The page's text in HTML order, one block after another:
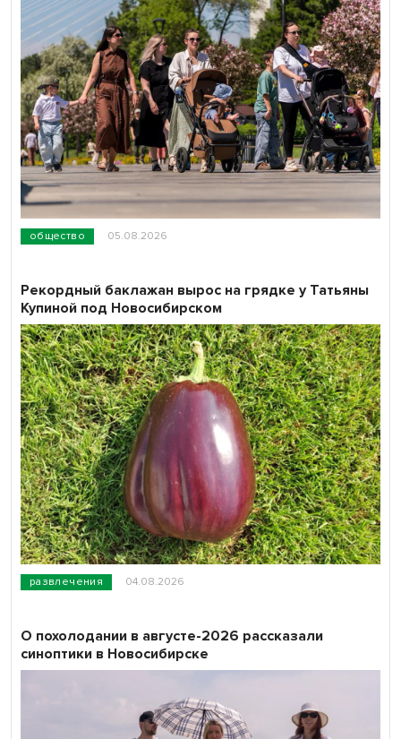
общество 05.08.2026
развлечения 04.08.2026
Рекордный баклажан вырос на грядке у Татьяны
Купиной под Новосибирском
О похолодании в августе-2026 рассказали
синоптики в Новосибирске